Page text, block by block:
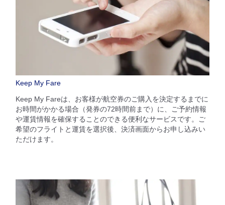
Keep My Fare
Keep My Fareは、お客様が航空券のご購入を決定するまでに
お時間がかかる場合（発券の72時間前まで）に、ご予約情報
や運賃情報を確保することのできる便利なサービスです。ご
希望のフライトと運賃を選択後、決済画面からお申し込みい
ただけます。